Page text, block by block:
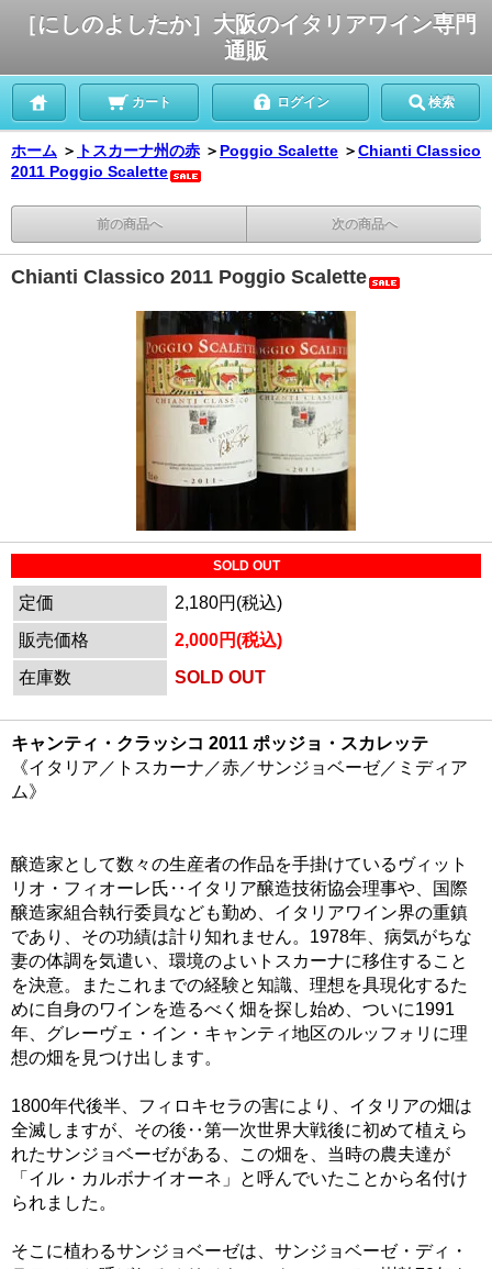
［にしのよしたか］大阪のイタリアワイン専門
通販
カート ログイン 検索
ホーム ＞ トスカーナ州の赤 ＞ Poggio Scalette ＞Chianti Classico
2011 Poggio Scalette
前の商品へ 次の商品へ
Chianti Classico 2011 Poggio Scalette
SOLD OUT
定価
2,180円(税込)
販売価格
2,000円(税込)
在庫数
SOLD OUT
キャンティ・クラッシコ 2011 ポッジョ・スカレッテ
《イタリア／トスカーナ／赤／サンジョベーゼ／ミディア
ム》
醸造家として数々の生産者の作品を手掛けているヴィット
リオ・フィオーレ氏‥イタリア醸造技術協会理事や、国際
醸造家組合執行委員なども勤め、イタリアワイン界の重鎮
であり、その功績は計り知れません。1978年、病気がちな
妻の体調を気遣い、環境のよいトスカーナに移住すること
を決意。またこれまでの経験と知識、理想を具現化するた
めに自身のワインを造るべく畑を探し始め、ついに1991
年、グレーヴェ・イン・キャンティ地区のルッフォリに理
想の畑を見つけ出します。
1800年代後半、フィロキセラの害により、イタリアの畑は
全滅しますが、その後‥第一次世界大戦後に初めて植えら
れたサンジョベーゼがある、この畑を、当時の農夫達が
「イル・カルボナイオーネ」と呼んでいたことから名付け
られました。
そこに植わるサンジョベーゼは、サンジョベーゼ・ディ・